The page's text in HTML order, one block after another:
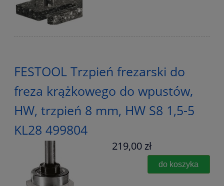
FESTOOL Trzpień frezarski do
freza krążkowego do wpustów,
HW, trzpień 8 mm, HW S8 1,5-5
KL28 499804
219,00 zł
do koszyka